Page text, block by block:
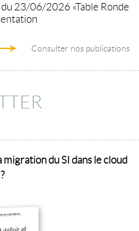
23/06/2026 «Table Ronde
Consulter nos publications
du SI dans le cloud
?